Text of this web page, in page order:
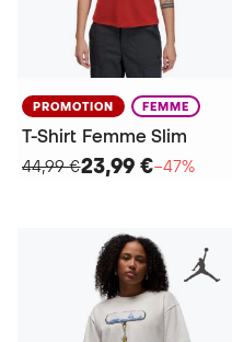
PROMOTION FEMME
T-Shirt Femme Slim
44,99 €23,99 €−47%